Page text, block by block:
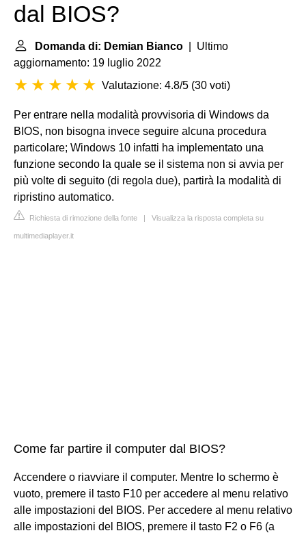
dal BIOS?
Domanda di: Demian Bianco | Ultimo
aggiornamento: 19 luglio 2022
Valutazione: 4.8/5 (30 voti)
Per entrare nella modalità provvisoria di Windows da
BIOS, non bisogna invece seguire alcuna procedura
particolare; Windows 10 infatti ha implementato una
funzione secondo la quale se il sistema non si avvia per
più volte di seguito (di regola due), partirà la modalità di
ripristino automatico.
Richiesta di rimozione della fonte | Visualizza la risposta completa su
multimediaplayer.it
Come far partire il computer dal BIOS?
Accendere o riavviare il computer. Mentre lo schermo è
vuoto, premere il tasto F10 per accedere al menu relativo
alle impostazioni del BIOS. Per accedere al menu relativo
alle impostazioni del BIOS, premere il tasto F2 o F6 (a